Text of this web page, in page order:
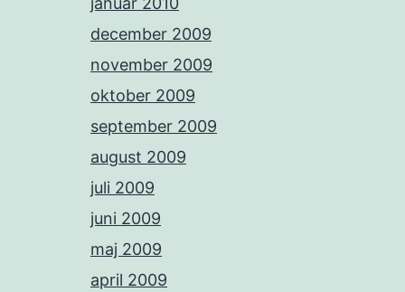
december 2009
november 2009
oktober 2009
september 2009
august 2009
juli 2009
juni 2009
maj 2009
april 2009